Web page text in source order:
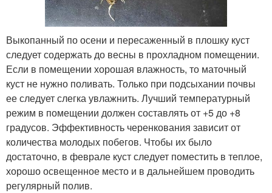
Выкопанный по осени и пересаженный в плошку куст
следует содержать до весны в прохладном помещении.
Если в помещении хорошая влажность, то маточный
куст не нужно поливать. Только при подсыхании почвы
ее следует слегка увлажнить. Лучший температурный
режим в помещении должен составлять от +5 до +8
градусов. Эффективность черенкования зависит от
количества молодых побегов. Чтобы их было
достаточно, в феврале куст следует поместить в теплое,
хорошо освещенное место и в дальнейшем проводить
регулярный полив.